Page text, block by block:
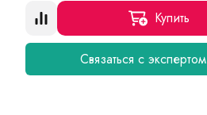
Купить
Связаться с экспертом